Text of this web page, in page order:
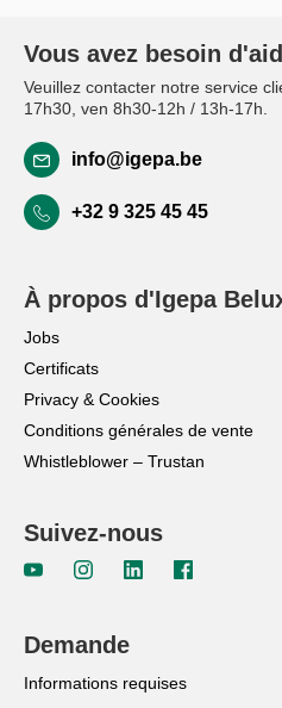
Vous avez besoin
Veuillez contacter notre service
17h30, ven 8h30-12h / 13h-17h.
info@igepa.be
+32 9 325 45 45
À propos d'Igepa
Jobs
Certificats
Privacy & Cookies
Conditions générales de vente
Whistleblower – Trustan
Suivez-nous
Demande
Informations requises